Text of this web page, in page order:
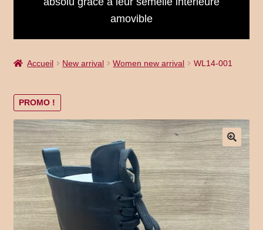
Booking Received
Cart
Checkout
Contact Form
Contact Us
Crochet
amovible
Accueil New arrival Women new arrival WL14-001
PROMO !